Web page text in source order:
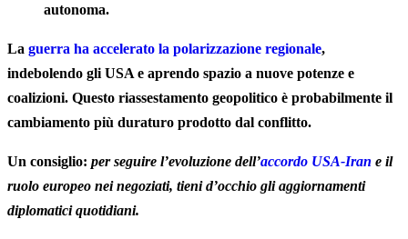
autonoma.
La guerra ha accelerato la polarizzazione regionale,
indebolendo gli USA e aprendo spazio a nuove potenze e
coalizioni. Questo riassestamento geopolitico è probabilmente il
cambiamento più duraturo prodotto dal conflitto.
Un consiglio: per seguire l’evoluzione dell’accordo USA-Iran e il
ruolo europeo nei negoziati, tieni d’occhio gli aggiornamenti
diplomatici quotidiani.